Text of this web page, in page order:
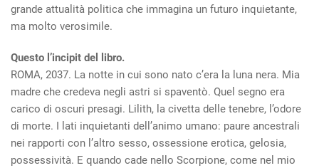
grande attualità politica che immagina un futuro inquietante,
ma molto verosimile.
Questo l’incipit del libro.
ROMA, 2037. La notte in cui sono nato c’era la luna nera. Mia
madre che credeva negli astri si spaventò. Quel segno era
carico di oscuri presagi. Lilith, la civetta delle tenebre, l’odore
di morte. I lati inquietanti dell’animo umano: paure ancestrali
nei rapporti con l’altro sesso, ossessione erotica, gelosia,
possessività. E quando cade nello Scorpione, come nel mio